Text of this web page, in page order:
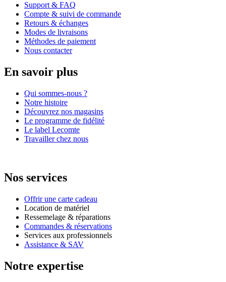
Support & FAQ
Compte & suivi de commande
Retours & échanges
Modes de livraisons
Méthodes de paiement
Nous contacter
En savoir plus
Qui sommes-nous ?
Notre histoire
Découvrez nos magasins
Le programme de fidélité
Le label Lecomte
Travailler chez nous
Nos services
Offrir une carte cadeau
Location de matériel
Ressemelage & réparations
Commandes & réservations
Services aux professionnels
Assistance & SAV
Notre expertise